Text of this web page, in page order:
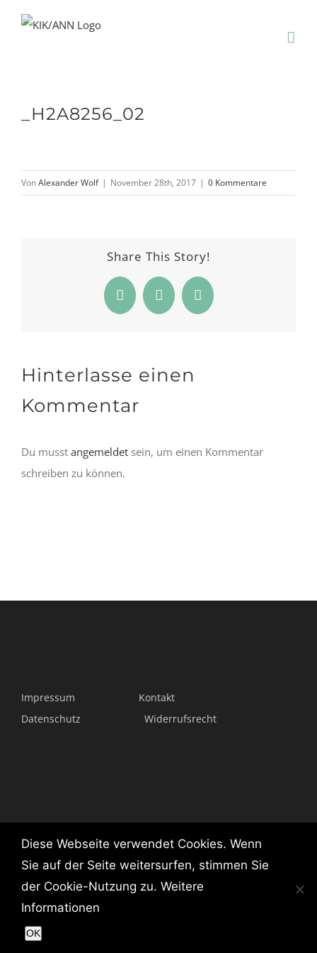
_H2A8256_02
VonAlexander Wolf | November 28th, 2017 | 0 Kommentare
Share This Story!
FacebookPinterest
E-
Mail
Hinterlasse einen
Kommentar
Du musst angemeldet sein, um einen Kommentar
schreiben zu können.
Impressum
Kontakt
Datenschutz
Widerrufsrecht
Diese Webseite verwendet Cookies. Wenn
Sie auf der Seite weitersurfen, stimmen Sie
der Cookie-Nutzung zu. Weitere
Informationen
OK